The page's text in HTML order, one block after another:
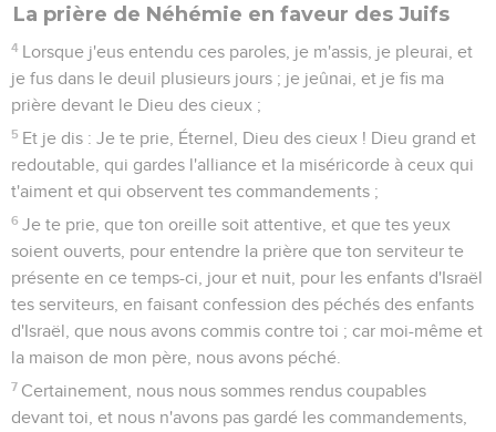
La prière de Néhémie en faveur des Juifs
4 Lorsque j'eus entendu ces paroles, je m'assis, je pleurai, et
je fus dans le deuil plusieurs jours ; je jeûnai, et je fis ma
prière devant le Dieu des cieux ;
5 Et je dis : Je te prie, Éternel, Dieu des cieux ! Dieu grand et
redoutable, qui gardes l'alliance et la miséricorde à ceux qui
t'aiment et qui observent tes commandements ;
6 Je te prie, que ton oreille soit attentive, et que tes yeux
soient ouverts, pour entendre la prière que ton serviteur te
présente en ce temps-ci, jour et nuit, pour les enfants d'Israël
tes serviteurs, en faisant confession des péchés des enfants
d'Israël, que nous avons commis contre toi ; car moi-même et
la maison de mon père, nous avons péché.
7 Certainement, nous nous sommes rendus coupables
devant toi, et nous n'avons pas gardé les commandements,